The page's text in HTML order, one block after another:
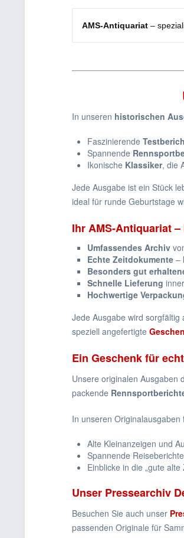
AMS-Antiquariat –
In unseren historischen
Faszinierende
Spannende
Ikonische Klassiker, die
Jede Ausgabe ist ein Stück
ideal für runde Geburtstage
Ihr AMS-Antiquariat
Umfassendes Archiv
Echte Zeitdokumente –
Besonders gut
Schnelle Lieferung
Hochwertige
Jede Ausgabe wird
speziell angefertigte
Ein Geschenk für
Unsere originalen Ausgaben
packende
In unseren
Alte Kleinanzeigen und
Spannende
Einblicke in die „gute
Unser Pressearchiv
Besuchen Sie auch unser
passenden Originale für